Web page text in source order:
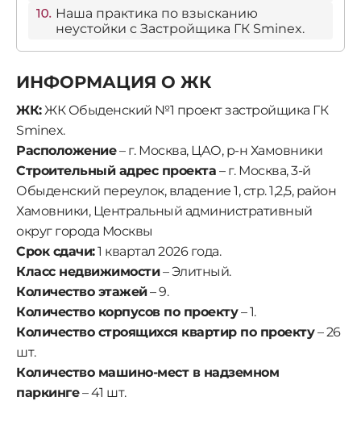
Наша практика по взысканию
неустойки с Застройщика ГК Sminex.
ИНФОРМАЦИЯ О ЖК
ЖК:ЖК Обыденский №1 проект застройщика ГК
Sminex.
Расположение– г. Москва, ЦАО, р-н Хамовники
Строительный адрес проекта – г. Москва, 3-й
Обыденский переулок, владение 1, стр. 1,2,5, район
Хамовники, Центральный административный
округ города Москвы
Срок сдачи:1 квартал 2026 года.
Класс недвижимости– Элитный.
Количество этажей– 9.
Количество корпусов по проекту– 1.
Количество строящихся квартир по проекту– 26
шт.
Количество машино-мест в надземном
паркинге– 41 шт.